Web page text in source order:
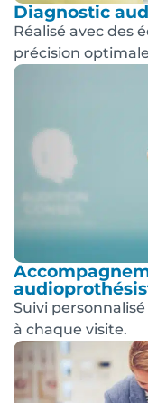
Diagnostic
Réalisé avec des
précision
Suivi
à chaque visite.